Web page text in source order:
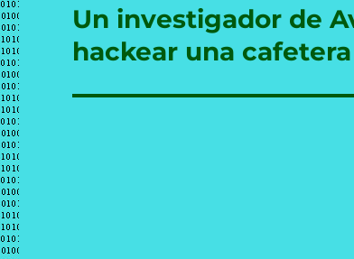
Entrada
siguiente:
Un investigador de
hackear una